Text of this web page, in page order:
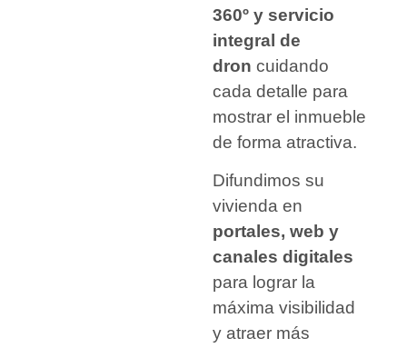
360º y servicio
integral de
dron cuidando
cada detalle para
mostrar el inmueble
de forma atractiva.
Difundimos su
vivienda en
portales, web y
canales digitales
para lograr la
máxima visibilidad
y atraer más